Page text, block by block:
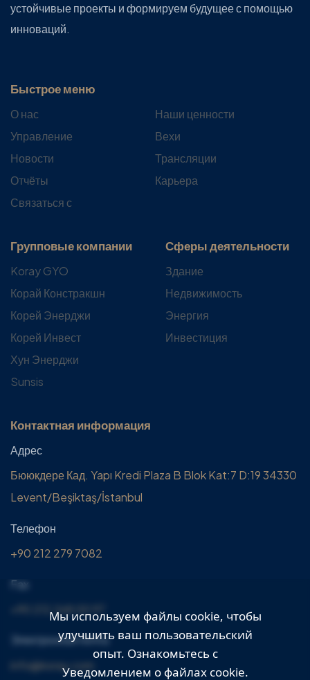
устойчивые проекты и формируем будущее с помощью
инноваций.
Быстрое меню
О нас
Наши ценности
Управление
Вехи
Новости
Трансляции
Отчёты
Карьера
Связаться с
Групповые компании
Koray GYO
Корай Констракшн
Корей Энерджи
Корей Инвест
Хун Энерджи
Sunsis
Сферы деятельности
Здание
Недвижимость
Энергия
Инвестиция
Контактная информация
Адрес
Бююкдере Кад. Yapı Kredi Plaza B Blok Kat:7 D:19 34330
Levent/Beşiktaş/İstanbul
Телефон
+90 212 279 7082
Fax
+90 212 268 00 97
Электронная почта
info@koray.com
Мы используем файлы cookie, чтобы
улучшить ваш пользовательский
опыт. Ознакомьтесь с
Уведомлением о файлах cookie.